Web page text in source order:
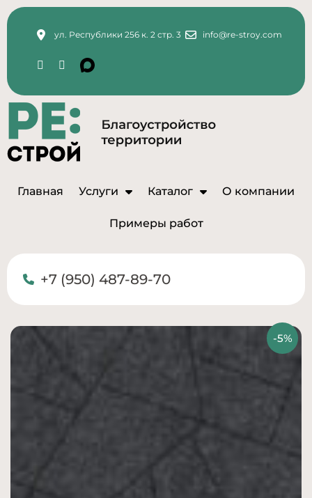
ул. Республики 256 к. 2 стр. 3 info@re-stroy.com
Главная Услуги Каталог О компании
Примеры работ
+7 (950) 487-89-70